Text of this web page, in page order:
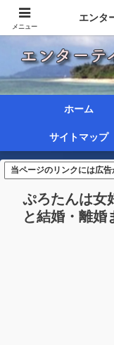
ホーム
サイトマップ
当ページのリンクには広告
ぷろたんは女
と結婚・離婚
メニュー
エンタ